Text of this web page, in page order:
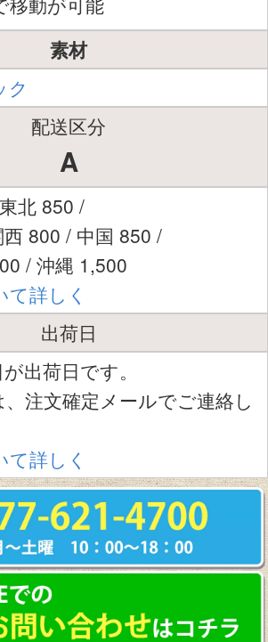
素材
ク
配送区分
A
北 850 /
800 / 中国 850 /
/ 沖縄 1,500
て詳しく
出荷日
出荷日です。
注文確定メールでご連絡し
て詳しく